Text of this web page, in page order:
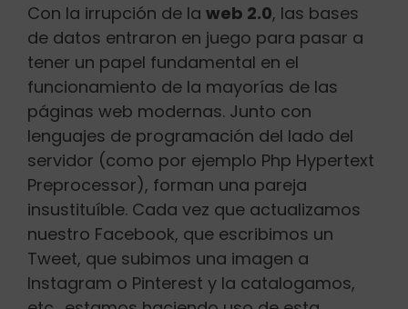
Con la irrupción de la web 2.0, las bases
de datos entraron en juego para pasar a
tener un papel fundamental en el
funcionamiento de la mayorías de las
páginas web modernas. Junto con
lenguajes de programación del lado del
servidor (como por ejemplo Php Hypertext
Preprocessor), forman una pareja
insustituíble. Cada vez que actualizamos
nuestro Facebook, que escribimos un
Tweet, que subimos una imagen a
Instagram o Pinterest y la catalogamos,